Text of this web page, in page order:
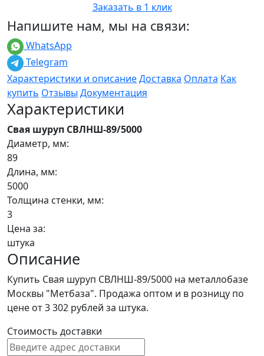
Заказать в 1 клик
Напишите нам, мы на связи:
WhatsApp
Telegram
Характеристики и описаниеДоставка Оплата Как
купить Отзывы Документация
Характеристики
Свая шуруп СВЛНШ-89/5000
Диаметр, мм:
89
Длина, мм:
5000
Толщина стенки, мм:
3
Цена за:
штука
Описание
Купить Свая шуруп СВЛНШ-89/5000 на металлобазе
Москвы "Метбаза". Продажа оптом и в розницу по
цене от 3 302 рублей за штука.
Стоимость доставки